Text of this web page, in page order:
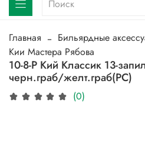
Главная Бильярдные
Кии Мастера Рябова
10-8-Р Кий Классик 13-
черн.граб/желт.граб(РС)
(0)